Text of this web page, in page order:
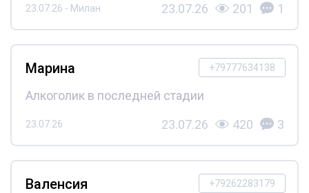
23.07.26 - Милан 23.07.26 201 1
+79777634138
Марина
Алкоголик в последней стадии
23.07.26 23.07.26 420 3
+79262283179
Валенсия